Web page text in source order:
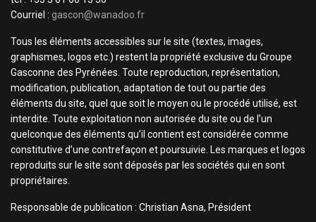
Courriel : gascon@wanadoo.fr
Tous les éléments accessibles sur le site (textes, images,
graphismes, logos etc.) restent la propriété exclusive du Groupe
Gasconne des Pyrénées. Toute reproduction, représentation,
modification, publication, adaptation de tout ou partie des
éléments du site, quel que soit le moyen ou le procédé utilisé, est
interdite. Toute exploitation non autorisée du site ou de l’un
quelconque des éléments qu’il contient est considérée comme
constitutive d’une contrefaçon et poursuivie. Les marques et logos
reproduits sur le site sont déposés par les sociétés qui en sont
propriétaires.
Responsable de publication : Christian Asna, Président